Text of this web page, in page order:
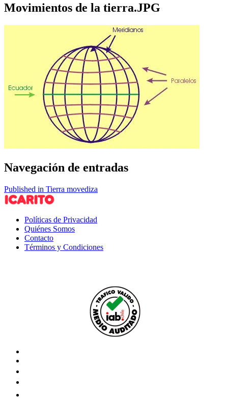
Movimientos de la tierra.JPG
Navegación de entradas
Published in Tierra movediza
Políticas de Privacidad
Quiénes Somos
Contacto
Términos y Condiciones